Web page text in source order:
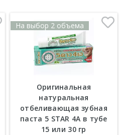
На выбор 2 объема
Оригинальная
натуральная
отбеливающая зубная
паста 5 STAR 4A в тубе
15 или 30 гр